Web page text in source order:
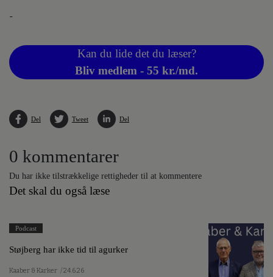
-
Kan du lide det du læser?
Bliv medlem - 55 kr./md.
Del Tweet Del
0 kommentarer
Du har ikke tilstrækkelige rettigheder til at kommentere
Det skal du også læse
Podcast
Støjberg har ikke tid til agurker
Kaaber & Karker / 24.6.26